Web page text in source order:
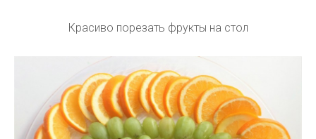
Красиво порезать фрукты на стол